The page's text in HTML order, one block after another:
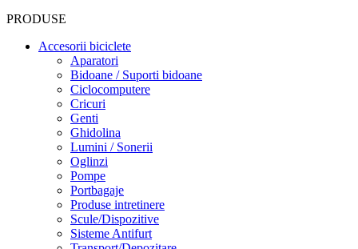
PRODUSE
Accesorii biciclete
Aparatori
Bidoane / Suporti bidoane
Ciclocomputere
Cricuri
Genti
Ghidolina
Lumini / Sonerii
Oglinzi
Pompe
Portbagaje
Produse intretinere
Scule/Dispozitive
Sisteme Antifurt